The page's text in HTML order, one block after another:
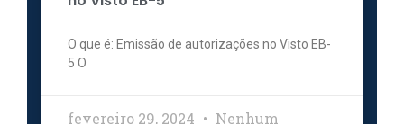
O que é: Emissão de autorizações no Visto EB-
5 O
fevereiro 29, 2024
Nenhum